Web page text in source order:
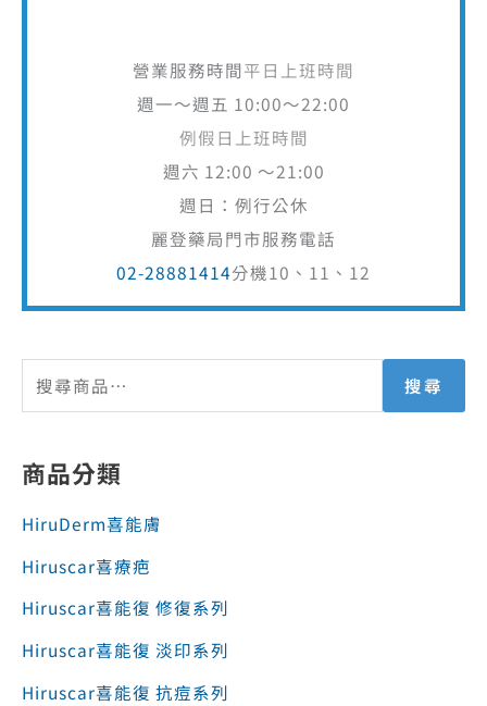
營業服務時間平日上班時間
週一～週五 10:00～22:00
例假日上班時間
週六 12:00 ～21:00
週日：例行公休
麗登藥局門市服務電話
02-28881414分機10、11、12
搜尋
商品分類
HiruDerm喜能膚
Hiruscar喜療疤
Hiruscar喜能復 修復系列
Hiruscar喜能復 淡印系列
Hiruscar喜能復 抗痘系列